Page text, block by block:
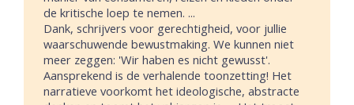
de kritische loep te nemen. ...
Dank, schrijvers voor gerechtigheid, voor jullie
waarschuwende bewustmaking. We kunnen niet
meer zeggen: 'Wir haben es nicht gewusst'.
Aansprekend is de verhalende toonzetting! Het
narratieve voorkomt het ideologische, abstracte